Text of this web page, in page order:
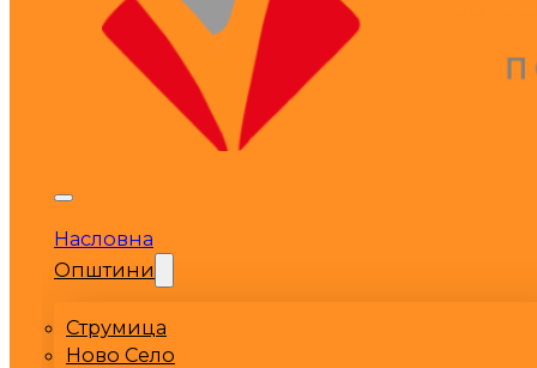
Насловна
Општини
Струмица
Ново Село